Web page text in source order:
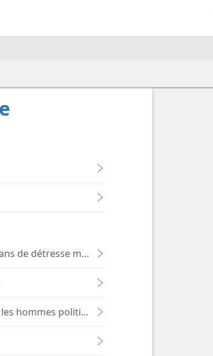
de détresse mondiale
hommes politiques